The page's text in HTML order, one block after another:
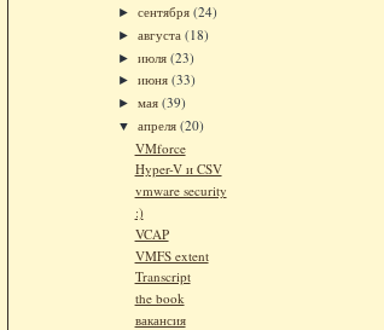
► сентября (24)
► августа (18)
► июля (23)
► июня (33)
► мая (39)
▼ апреля (20)
VMforce
Hyper-V и CSV
vmware security
:)
VCAP
VMFS extent
Transcript
the book
вакансия